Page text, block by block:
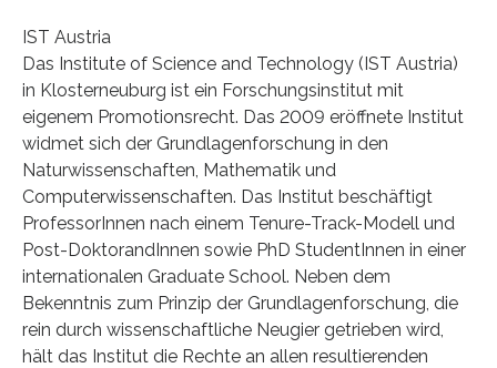
IST Austria
Das Institute of Science and Technology (IST Austria)
in Klosterneuburg ist ein Forschungsinstitut mit
eigenem Promotionsrecht. Das 2009 eröffnete Institut
widmet sich der Grundlagenforschung in den
Naturwissenschaften, Mathematik und
Computerwissenschaften. Das Institut beschäftigt
ProfessorInnen nach einem Tenure-Track-Modell und
Post-DoktorandInnen sowie PhD StudentInnen in einer
internationalen Graduate School. Neben dem
Bekenntnis zum Prinzip der Grundlagenforschung, die
rein durch wissenschaftliche Neugier getrieben wird,
hält das Institut die Rechte an allen resultierenden